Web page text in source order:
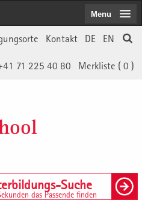
EN
DE
Kontakt
Merkliste ( 0 )
71 225 40 80
Suche
das Passende finden
Menu